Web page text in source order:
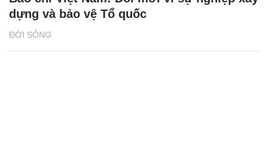
ĐỜI SỐNG
dựng và bảo vệ Tổ quốc